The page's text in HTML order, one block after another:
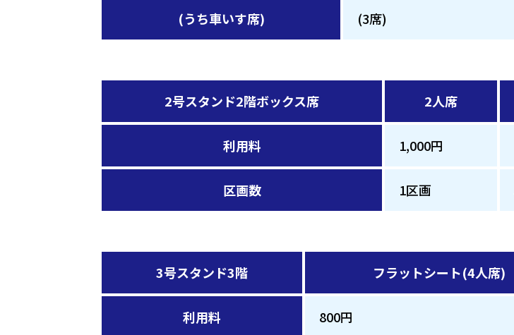
(うち車いす席) (3席)
2号スタンド2階ボックス席 2人席
利用料 1,000円
区画数 1区画
3号スタンド3階 フラットシート(4人席)
利用料 800円